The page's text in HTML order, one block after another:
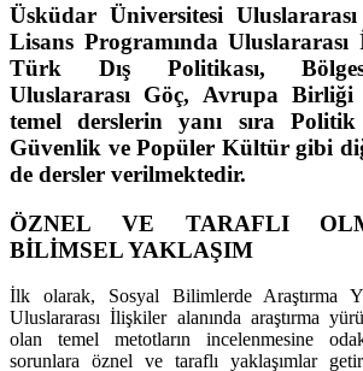
Üsküdar Üniversitesi
Lisans Programında
Türk Dış Politikası,
Uluslararası Göç, Avrupa
temel derslerin yanı sıra
Güvenlik ve Popüler Kültür gibi
de dersler verilmektedir.
ÖZNEL VE TARAFLI
BİLİMSEL YAKLAŞIM
İlk olarak, Sosyal Bilimlerde Araştırma
Uluslararası İlişkiler alanında araştırma
olan temel metotların incelenmesine
sorunlara öznel ve taraflı yaklaşımlar